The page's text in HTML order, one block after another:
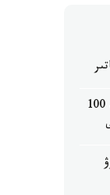
120 بالل دا گرانتقا كەپىلدىك بەرمەيدى، 100